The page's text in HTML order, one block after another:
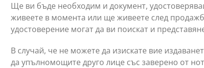
Ще ви бъде необходим и документ,
живеете в момента или ще живеете след
удостоверение могат да ви поискат и
В случай, че не можете да изискате вие
да упълномощите друго лице със заверено от